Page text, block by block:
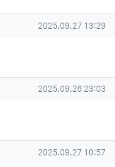
작성일
2025.09.27 13:29
작성일
2025.09.26 23:03
작성일
2025.09.27 10:57